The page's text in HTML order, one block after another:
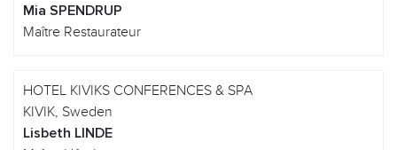
Mia SPENDRUP
Maître Restaurateur
HOTEL KIVIKS CONFERENCES & SPA
KIVIK, Sweden
Lisbeth LINDE